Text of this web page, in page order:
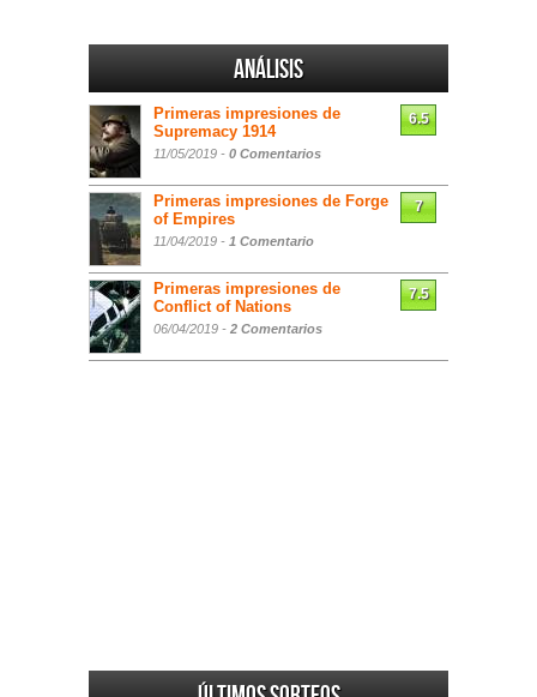
Análisis
Primeras impresiones de
Supremacy 1914
11/05/2019 - 0 Comentarios
6.5
Primeras impresiones de Forge
of Empires
11/04/2019 - 1 Comentario
7
Primeras impresiones de
Conflict of Nations
06/04/2019 - 2 Comentarios
7.5